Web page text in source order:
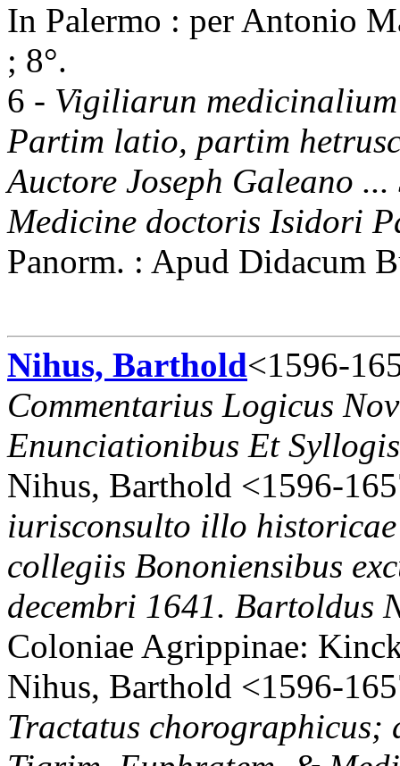
In Palermo : per Antonio
; 8°.
6 - Vigiliarun
Partim latio, partim
Auctore Joseph Galeano
Medicine doctoris Isidori
Panorm. : Apud Didacum
Nihus, Barthold<1596-
Commentarius Logicus
Enunciationibus Et
Nihus, Barthold <1596-
iurisconsulto illo
collegiis Bononiensibus
decembri 1641. Bartoldus
Coloniae Agrippinae:
Nihus, Barthold <1596-
Tractatus chorographicus;